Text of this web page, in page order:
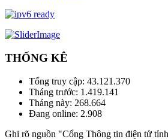
THỐNG KÊ
Tổng truy cập: 43.121.370
Tháng trước: 1.419.141
Tháng này: 268.664
Đang online: 2.908
Ghi rõ nguồn "Cổng Thông tin điện tử